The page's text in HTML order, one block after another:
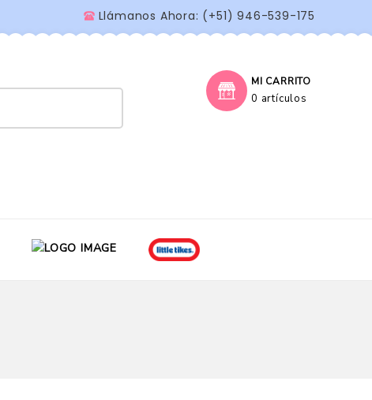
Llámanos Ahora: (+51) 946-539-175
MI CARRITO
0 artículos